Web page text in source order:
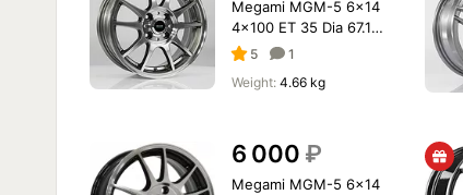
Megami MGM-5 6x14
4x100 ET 35 Dia 67.1
HBFP
5
1
Weight: 4.66 kg
6 000 ₽
Megami MGM-5 6x14